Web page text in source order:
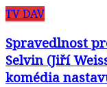
TV DAV
Spravedlnost
Selvin (Jiří
komédia